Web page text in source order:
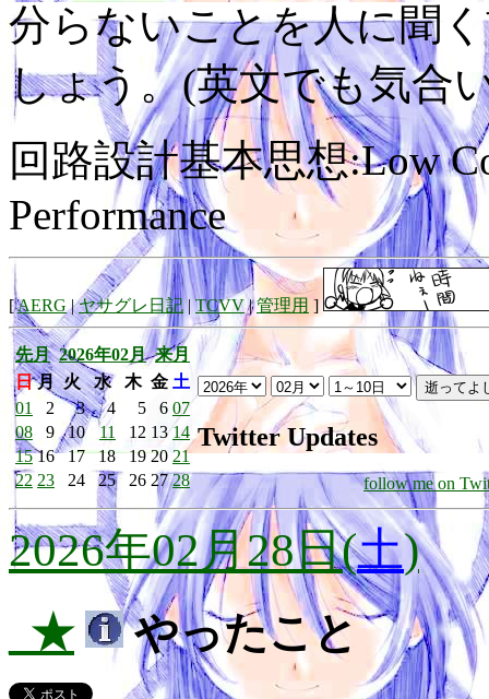
分らないことを人に聞
しょう。(英文でも気合
回路設計基本思想:Low
Performance
[AERG|ヤサグレ日記|TCVV|管理用 ]
先月 2026年02月 来月
日 月 火 水 木 金 土
01
2 3 4 5 6 07
08
9 10 11 12 13 14
15 16 17 18 19 20 21
22 23 24 25 26 27 28
Twitter Updates
follow me on
2026年02月28日(土)
_★ やったこと